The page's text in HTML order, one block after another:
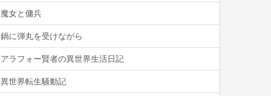
魔女と傭兵
鍋に弾丸を受けながら
アラフォー賢者の異世界生活日記
異世界転生騒動記